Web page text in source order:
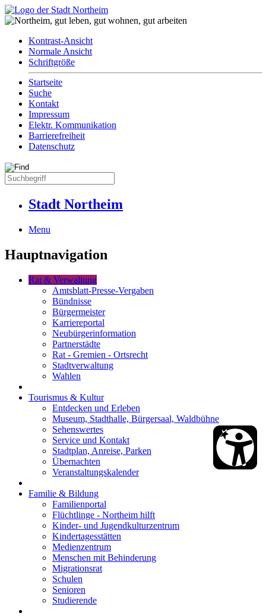
Kontrast-Ansicht
Normale Ansicht
Schriftgröße
Startseite
Suche
Kontakt
Impressum
Elektr. Kommunikation
Barrierefreiheit
Datenschutz
Stadt Northeim
Menu
Hauptnavigation
Rat & Verwaltung
Amtsblatt-Presse-Vergaben
Bündnisse
Bürgermeister
Karriereportal
Neubürgerinformation
Partnerstädte
Rat - Gremien - Ortsrecht
Stadtverwaltung
Wahlen
Tourismus & Kultur
Entdecken und Erleben
Museum, Stadthalle, Bürgersaal, Waldbühne
Sehenswertes
Service und Kontakt
Stadtplan, Anreise, Parken
Übernachten
Veranstaltungskalender
Familie & Bildung
Familienportal
Flüchtlinge - Northeim hilft
Kinder- und Jugendkulturzentrum
Kindertagesstätten
Medienzentrum
Menschen mit Behinderung
Migrationsrat
Schulen
Senioren
Studierende